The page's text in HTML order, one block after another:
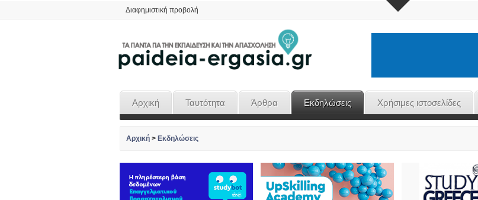
Διαφημιστική προβολή
Αρχική Ταυτότητα Άρθρα Εκδηλώσεις Χρήσιμες ιστοσελίδες
Αρχική > Εκδηλώσεις